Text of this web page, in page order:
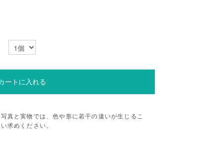
ートに入れる
真と実物では、色や形に若干の違いが生じるこ
求めください。